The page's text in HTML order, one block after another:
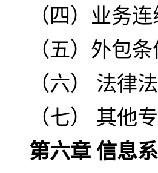
（四）业务
（五）外包
（六） 法律
（七） 其他
第六章 信息